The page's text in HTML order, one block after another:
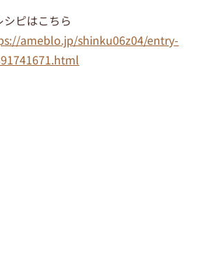
ピはこちら
ameblo.jp/shinku06z04/entry-